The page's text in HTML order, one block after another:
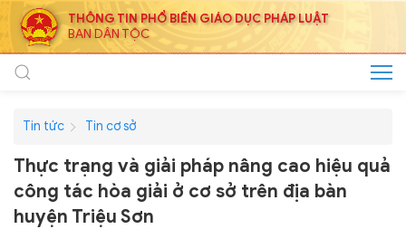
THÔNG TIN PHỔ BIẾN GIÁO DỤC PHÁP LUẬT
BAN DÂN TỘC
Tin tức Tin cơ sở
Thực trạng và giải pháp nâng cao hiệu quả
công tác hòa giải ở cơ sở trên địa bàn
huyện Triệu Sơn